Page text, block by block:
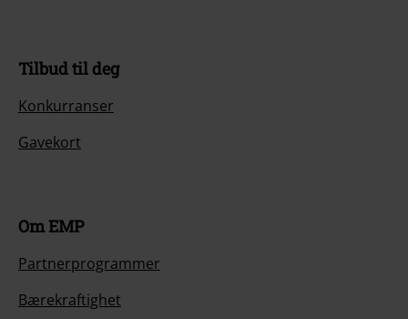
Tilbud til deg
Konkurranser
Gavekort
Om EMP
Partnerprogrammer
Bærekraftighet